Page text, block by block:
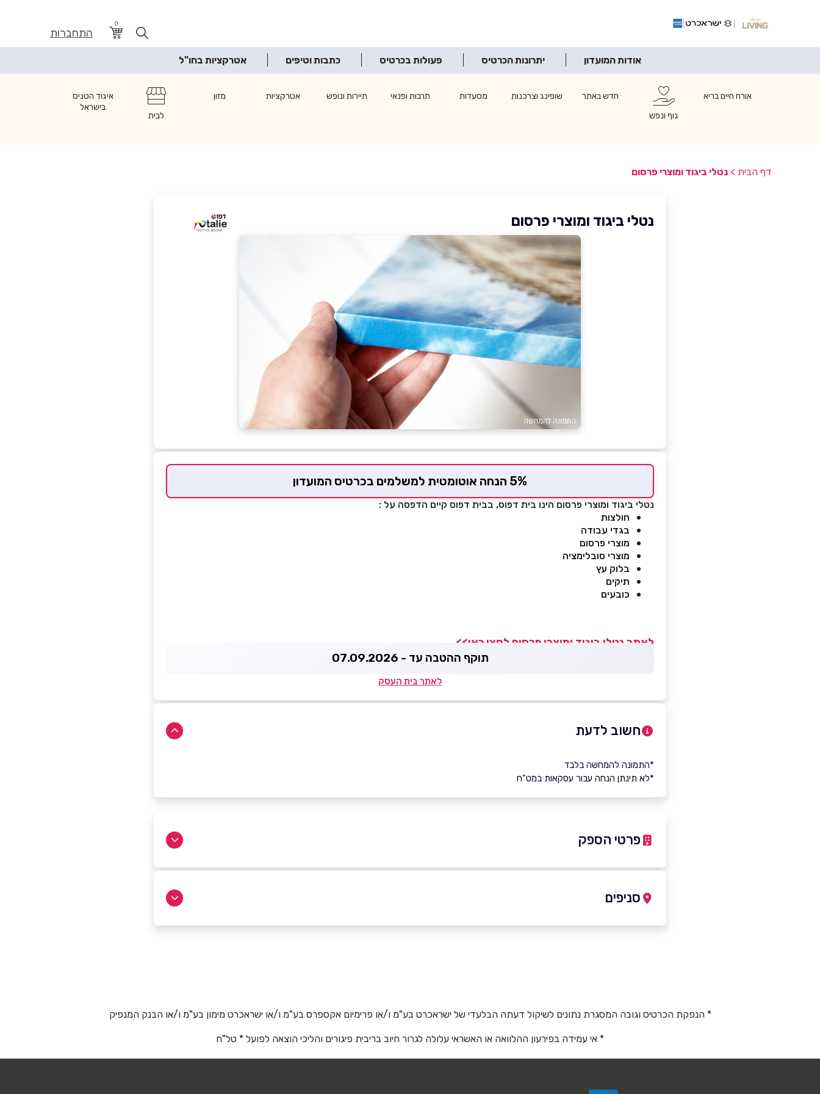
0
התחברות
אודות המועדון יתרונות הכרטיס פעולות בכרטיס כתבות וטיפים אטרקציות בחו"ל
אורח חיים בריא
גוף ונפש
חדש באתר שופינג וצרכנות מסעדות תרבות ופנאי תיירות ונופש אטרקציות
מזון
לבית
איגוד הטניס
בישראל
דף הבית > נטלי ביגוד ומוצרי פרסום
נטלי ביגוד ומוצרי פרסום
5% הנחה אוטומטית למשלמים בכרטיס המועדון
נטלי ביגוד ומוצרי פרסום הינו בית דפוס, בבית דפוס קיים הדפסה על :
חולצות
בגדי עבודה
מוצרי פרסום
מוצרי סובלימציה
בלוק עץ
תיקים
כובעים
לאתר נטלי ביגוד ומוצרי פרסום לחצו כאן>>
תוקף ההטבה עד - 07.09.2026
לאתר בית העסק
חשוב לדעת
*התמונה להמחשה בלבד
*לא תינתן הנחה עבור עסקאות במט"ח
פרטי הספק
באתר
אימייל
סניפים
* הנפקת הכרטיס וגובה המסגרת נתונים לשיקול דעתה הבלעדי של ישראכרט בע"מ ו/או פרימיום אקספרס בע"מ ו/או ישראכרט מימון בע"מ ו/או הבנק המנפיק
* אי עמידה בפירעון ההלוואה או האשראי עלולה לגרור חיוב בריבית פיגורים והליכי הוצאה לפועל * טל"ח